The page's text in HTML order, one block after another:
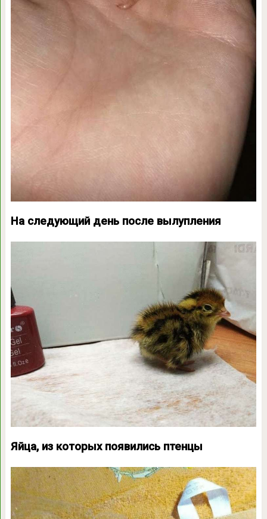
На следующий день после вылупления
Яйца, из которых появились птенцы